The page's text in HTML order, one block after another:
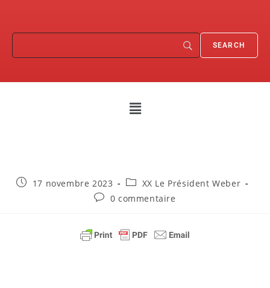
17 novembre 2023
XX Le Président Weber
0 commentaire